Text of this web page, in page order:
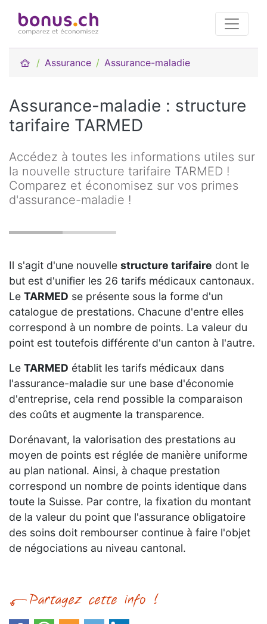
Assurance Assurance-maladie
Assurance-maladie : structure
tarifaire TARMED
Accédez à toutes les informations utiles sur
la nouvelle structure tarifaire TARMED !
Comparez et économisez sur vos primes
d'assurance-maladie !
Il s'agit d'une nouvelle structure tarifaire dont le
but est d'unifier les 26 tarifs médicaux cantonaux.
Le TARMED se présente sous la forme d'un
catalogue de prestations. Chacune d'entre elles
correspond à un nombre de points. La valeur du
point est toutefois différente d'un canton à l'autre.
Le TARMED établit les tarifs médicaux dans
l'assurance-maladie sur une base d'économie
d'entreprise, cela rend possible la comparaison
des coûts et augmente la transparence.
Dorénavant, la valorisation des prestations au
moyen de points est réglée de manière uniforme
au plan national. Ainsi, à chaque prestation
correspond un nombre de points identique dans
toute la Suisse. Par contre, la fixation du montant
de la valeur du point que l'assurance obligatoire
des soins doit rembourser continue à faire l'objet
de négociations au niveau cantonal.